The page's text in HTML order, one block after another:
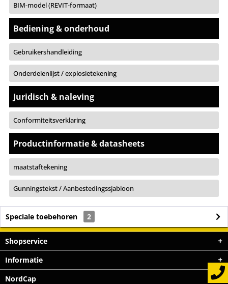
BIM-model (REVIT-formaat)
Bediening & onderhoud
Gebruikershandleiding
Onderdelenlijst / explosietekening
Juridisch & naleving
Conformiteitsverklaring
Productinformatie & datasheets
maatstaftekening
Gunningstekst / Aanbestedingssjabloon
Speciale toebehoren 2
Shopservice
Informatie
NordCap